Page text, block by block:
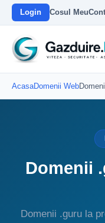
Login Cosul Meu
AcasaDomenii Web
Domenii
Domenii .guru la